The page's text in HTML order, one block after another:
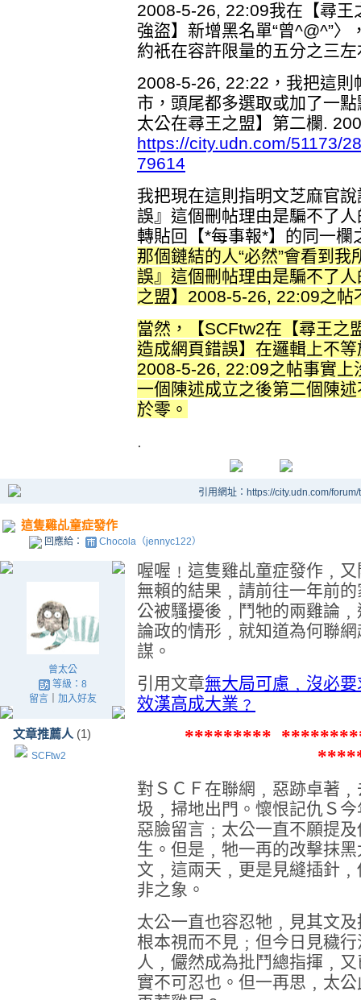
2008-5-26, 22:09我在【尋
強盜】新增黑名單“曾^@^”
約衹在容許限量的五分之三左
2008-5-26, 22:22，我把這則
市，頭尾都多選取或加了一
太公在尋王之盟】第二欄.
https://city.udn.com/51173/
79614
我把現在這則指明文芝麻官
誤』這個刪帖理由是騙不了
轉貼回【*每事報*】的同一欄
那個鏈結的人“必然”會看到
誤』這個刪帖理由是騙不了
之盟】2008-5-26, 22:09之
當然，【SCFtw2在【尋王之
造成網頁錯誤】在邏輯上不
2008-5-26, 22:09之帖事實上
一個陳述成立之後第二個陳
於零。
.
引用網址：https://city.udn.com/
這隻雞乩童症發作
回應給： Chocola（jennyc122）
曾太公
等級：8
留言｜ 加入好友
文章推薦人 (1)
SCFtw2
喔喔﹗這隻雞乩童症發作﹐
無賴的結果﹐請前往一年前
公被騷擾後﹐鬥牠的兩雞論
論政的情形﹐就知道為何聯
謀。
引用文章無大局可慮﹐沒必
效漢高成大業﹖
*********
對ＳＣＦ在聯網﹐惡跡卓著
圾﹐掃地出門。懷恨記仇Ｓ
惡臉留言﹔太公一直不願提
生。但是﹐牠一再的改擊抹
文﹐這兩天﹐更是見縫插針
非之象。
太公一直也容忍牠﹐見其文
根本視而不見﹔但今日見穢
人﹐儼然成為批鬥總指揮﹐
實不可忍也。但一再思﹐太